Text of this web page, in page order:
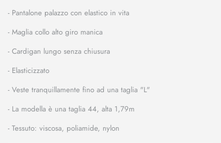
- Pantalone palazzo con elastico in vita
- Maglia collo alto giro manica
- Cardigan lungo senza chiusura
- Elasticizzato
- Veste tranquillamente fino ad una taglia "L"
- La modella è una taglia 44, alta 1,79m
- Tessuto: viscosa, poliamide, nylon